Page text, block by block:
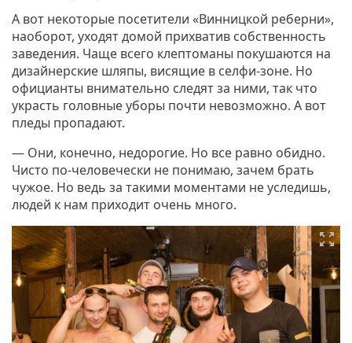
А вот некоторые посетители «Винницкой реберни»,
наоборот, уходят домой прихватив собственность
заведения. Чаще всего клептоманы покушаются на
дизайнерские шляпы, висящие в селфи-зоне. Но
официанты внимательно следят за ними, так что
украсть головные уборы почти невозможно. А вот
пледы пропадают.
— Они, конечно, недорогие. Но все равно обидно.
Чисто по-человечески не понимаю, зачем брать
чужое. Но ведь за такими моментами не уследишь,
людей к нам приходит очень много.
